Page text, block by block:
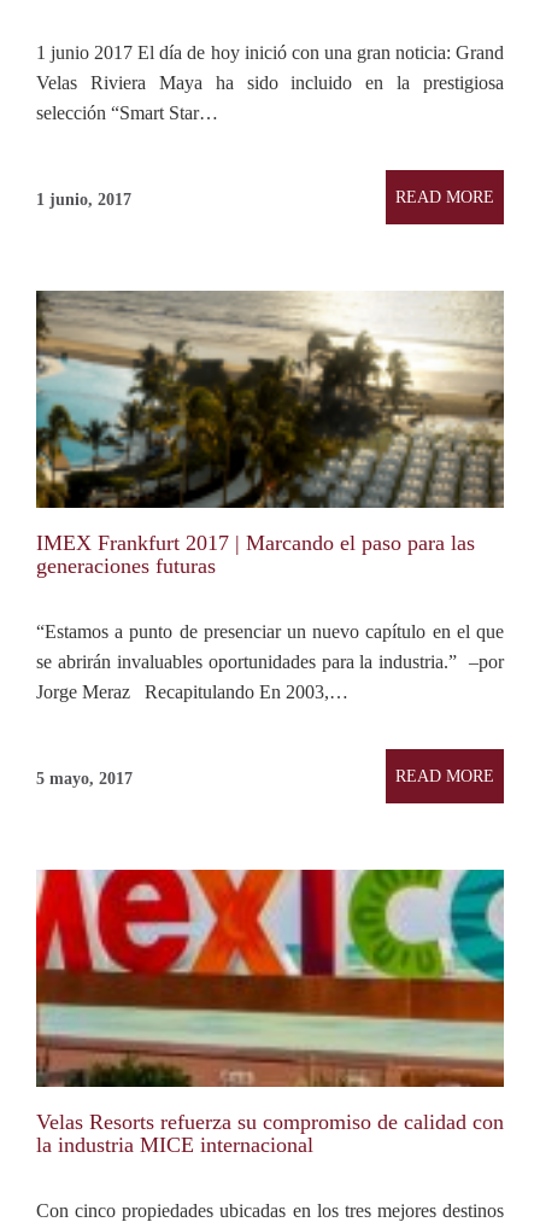
1 junio 2017 El día de hoy inició con una gran noticia: Grand
Velas Riviera Maya ha sido incluido en la prestigiosa
selección “Smart Star…
1 junio, 2017 READ MORE
IMEX Frankfurt 2017 | Marcando el paso para las
generaciones futuras
“Estamos a punto de presenciar un nuevo capítulo en el que
se abrirán invaluables oportunidades para la industria.” –por
Jorge Meraz Recapitulando En 2003,…
5 mayo, 2017 READ MORE
Velas Resorts refuerza su compromiso de calidad con
la industria MICE internacional
Con cinco propiedades ubicadas en los tres mejores destinos